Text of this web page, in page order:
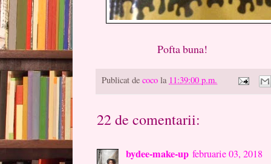
Pofta buna!
Publicat de coco la 11:39:00 p.m.
22 de comentarii:
bydee-make-up februarie 03, 2018